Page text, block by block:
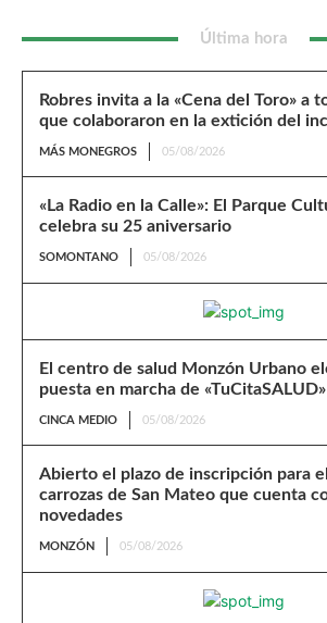
Última hora
Robres invita a la «Cena del Toro» a
que colaboraron en la extición del
MÁS MONEGROS 05/08/2026
«La Radio en la Calle»: El Parque
celebra su 25 aniversario
SOMONTANO 05/08/2026
El centro de salud Monzón Urbano
puesta en marcha de «TuCitaSALUD»
CINCA MEDIO 05/08/2026
Abierto el plazo de inscripción para
carrozas de San Mateo que cuenta
novedades
MONZÓN 05/08/2026